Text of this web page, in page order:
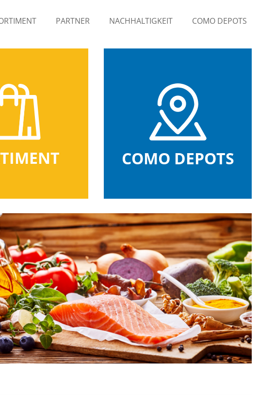
PARTNER NACHHALTIGKEIT COMO DEPOTS
COMO DEPOTS